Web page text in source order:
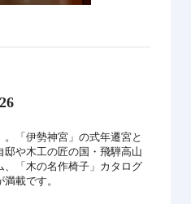
「伊勢神宮」の式年遷宮と
や木工の匠の国・飛騨高山
「木の名作椅子」カタログ
載です。